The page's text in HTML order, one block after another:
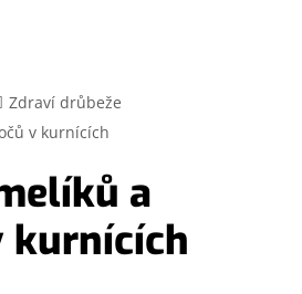
Zdraví drůbeže
v kurnících
a
kurnících